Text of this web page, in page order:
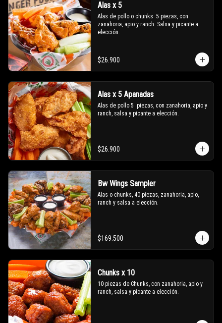
Alas x 5
Alas de pollo o chunks  5 piezas, con
zanahoria, apio y ranch. Salsa y picante a
elección.
$26.900
Alas x 5 Apanadas
Alas de pollo 5  piezas, con zanahoria, apio y
ranch, salsa y picante a elección.
$26.900
Bw Wings Sampler
Alas o chunks, 40 piezas, zanahoria, apio,
ranch y salsa a elección.
$169.500
Chunks x 10
10 piezas de Chunks, con zanahoria, apio y
ranch, salsa y picante a elección.